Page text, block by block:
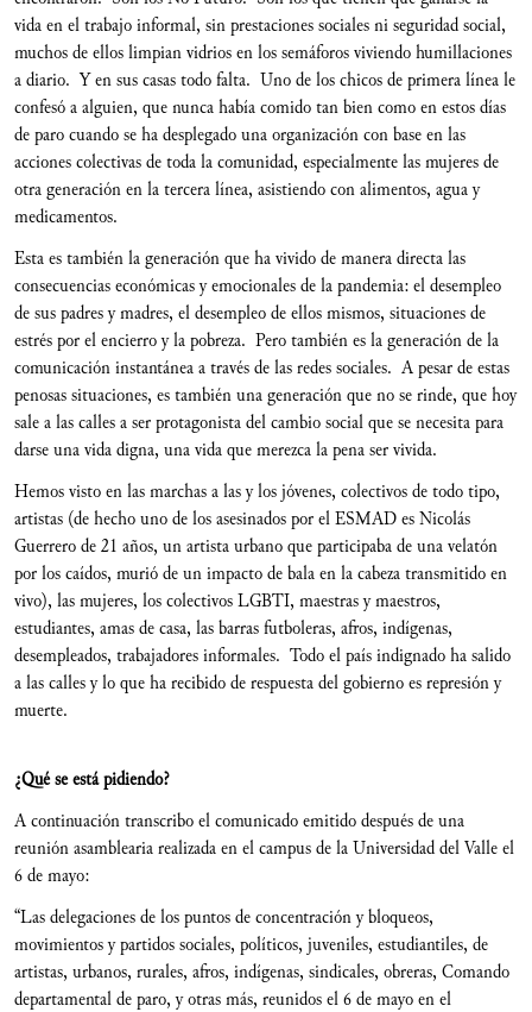
vida en el trabajo informal, sin prestaciones sociales ni seguridad social,
muchos de ellos limpian vidrios en los semáforos viviendo humillaciones
a diario. Y en sus casas todo falta. Uno de los chicos de primera línea le
confesó a alguien, que nunca había comido tan bien como en estos días
de paro cuando se ha desplegado una organización con base en las
acciones colectivas de toda la comunidad, especialmente las mujeres de
otra generación en la tercera línea, asistiendo con alimentos, agua y
medicamentos.
Esta es también la generación que ha vivido de manera directa las
consecuencias económicas y emocionales de la pandemia: el desempleo
de sus padres y madres, el desempleo de ellos mismos, situaciones de
estrés por el encierro y la pobreza. Pero también es la generación de la
comunicación instantánea a través de las redes sociales. A pesar de estas
penosas situaciones, es también una generación que no se rinde, que hoy
sale a las calles a ser protagonista del cambio social que se necesita para
darse una vida digna, una vida que merezca la pena ser vivida.
Hemos visto en las marchas a las y los jóvenes, colectivos de todo tipo,
artistas (de hecho uno de los asesinados por el ESMAD es Nicolás
Guerrero de 21 años, un artista urbano que participaba de una velatón
por los caídos, murió de un impacto de bala en la cabeza transmitido en
vivo), las mujeres, los colectivos LGBTI, maestras y maestros,
estudiantes, amas de casa, las barras futboleras, afros, indígenas,
desempleados, trabajadores informales. Todo el país indignado ha salido
a las calles y lo que ha recibido de respuesta del gobierno es represión y
muerte.
¿Qué se está pidiendo?
A continuación transcribo el comunicado emitido después de una
reunión asamblearia realizada en el campus de la Universidad del Valle el
6 de mayo:
“Las delegaciones de los puntos de concentración y bloqueos,
movimientos y partidos sociales, políticos, juveniles, estudiantiles, de
artistas, urbanos, rurales, afros, indígenas, sindicales, obreras, Comando
departamental de paro, y otras más, reunidos el 6 de mayo en el